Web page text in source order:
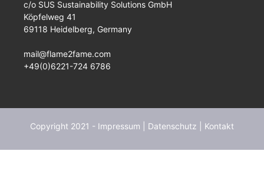
c/o SUS Sustainability Solutions GmbH
Köpfelweg 41
69118 Heidelberg, Germany
mail@flame2fame.com
+49(0)6221-724 6786
Copyright 2021 - Impressum Datenschutz Kontakt